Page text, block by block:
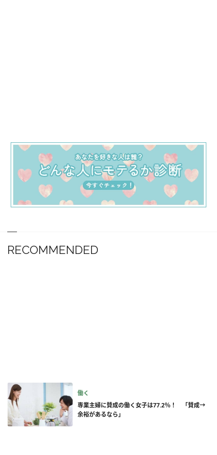
RECOMMENDED
働く
専業主婦に賛成の働く女子は77.2％！ 「賛成→
余裕があるなら」